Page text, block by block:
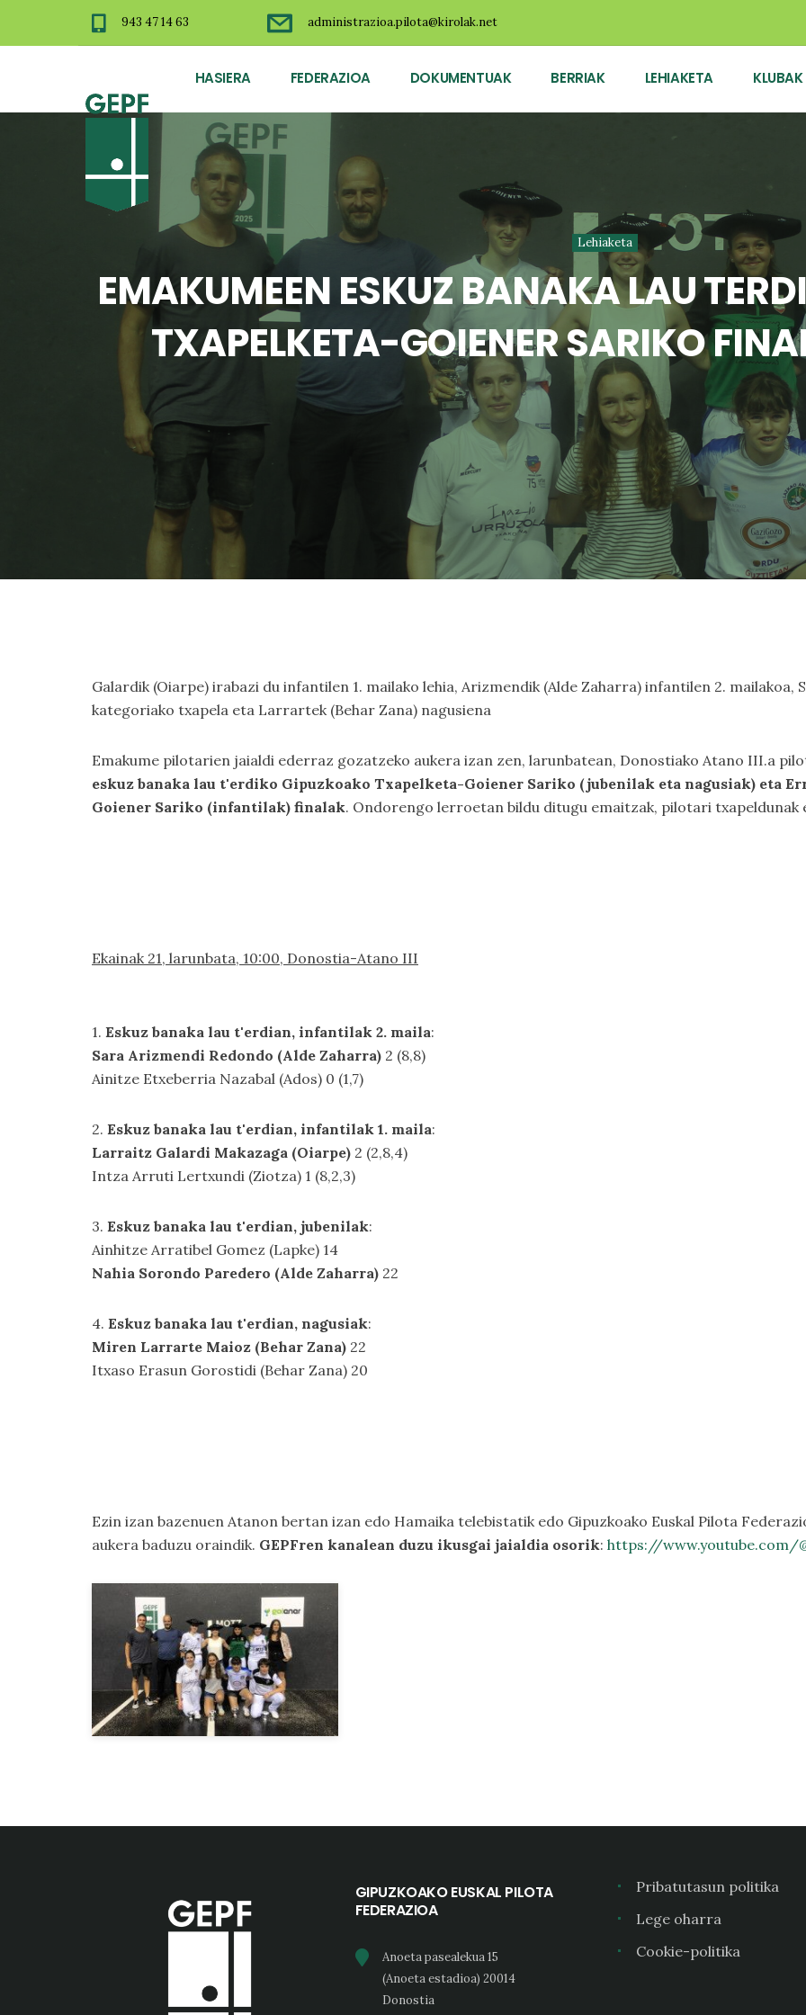
943 47 14 63 administrazioa.pilota@kirolak.net
HASIERA FEDERAZIOA DOKUMENTUAK BERRIAK LEHIAKETA KLUBAK
Lehiaketa
EMAKUMEEN ESKUZ BANAKA LAU
TXAPELKETA-GOIENER SARIKO
Galardik (Oiarpe) irabazi du infantilen 1. mailako lehia, Arizmendik (Alde Zaharra) infantilen 2.
kategoriako txapela eta Larrartek (Behar Zana) nagusiena
Emakume pilotarien jaialdi ederraz gozatzeko aukera izan zen, larunbatean, Donostiako Atano III.a
eskuz banaka lau t'erdiko Gipuzkoako Txapelketa-Goiener Sariko (jubenilak eta nagusiak) eta
Goiener Sariko (infantilak) finalak. Ondorengo lerroetan bildu ditugu emaitzak, pilotari txapeldunak
Ekainak 21, larunbata, 10:00, Donostia-Atano III
1. Eskuz banaka lau t'erdian, infantilak 2. maila:
Sara Arizmendi Redondo (Alde Zaharra) 2 (8,8)
Ainitze Etxeberria Nazabal (Ados) 0 (1,7)
2. Eskuz banaka lau t'erdian, infantilak 1. maila:
Larraitz Galardi Makazaga (Oiarpe) 2 (2,8,4)
Intza Arruti Lertxundi (Ziotza) 1 (8,2,3)
3. Eskuz banaka lau t'erdian, jubenilak:
Ainhitze Arratibel Gomez (Lapke) 14
Nahia Sorondo Paredero (Alde Zaharra) 22
4. Eskuz banaka lau t'erdian, nagusiak:
Miren Larrarte Maioz (Behar Zana) 22
Itxaso Erasun Gorostidi (Behar Zana) 20
Ezin izan bazenuen Atanon bertan izan edo Hamaika telebistatik edo Gipuzkoako Euskal Pilota
aukera baduzu oraindik. GEPFren kanalean duzu ikusgai jaialdia osorik: https://www.youtube.com/
GIPUZKOAKO EUSKAL PILOTA
FEDERAZIOA
Anoeta pasealekua 15
(Anoeta estadioa) 20014
Donostia
Pribatutasun politika
Lege oharra
Cookie-politika